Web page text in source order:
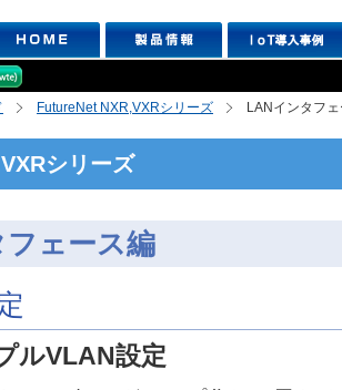
FutureNet NXR,VXRシリーズ LANインタフ
シリーズ
ェース編
ルVLAN設定